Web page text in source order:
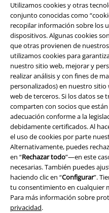
Utilizamos cookies y otras
conjunto conocidas como
recopilar información sobre los
dispositivos. Algunas cookies
que otras provienen de
utilizamos cookies para
nuestro sitio web, mejorar y
realizar análisis y con fines de
personalizados) en nuestro sitio
web de terceros. Si los datos se
comparten con socios que
adecuación conforme a la
debidamente certificados. Al
el uso de cookies por parte
Alternativamente, puedes
en “Rechazar todo”—en este
necesarias. También puedes
haciendo clic en “Configurar”.
tu consentimiento en cualquier
Para más información sobre
privacidad.
Legal
Términos y Condiciones
Aviso Legal
Ley protección de datos
Eliminación de residuos y